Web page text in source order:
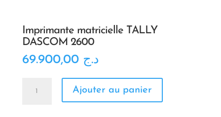
Imprimante matricielle TALLY
DASCOM 2600
د.ج 69.900,00
Imprimante
Ajouter au panier